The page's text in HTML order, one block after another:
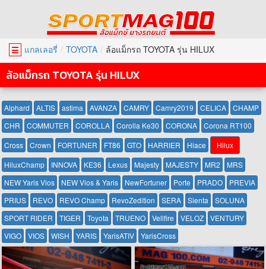
☰ แกลเลอรี่ TOYOTA ล้อแม็กรถ TOYOTA รุ่น HILUX
ล้อแม็กรถ TOYOTA รุ่น HILUX
Alphard ALTIS astima AVANZA CAMRY Camry2019 CELICA
CHAMP
CHR
COMMUTER COROLLA Corolla Ke30 CORONA
Corona RT100
Cross
Crown FORTUNER FT86 GTO HARRIER Hiace
Hilux
HiluxChamp
INNOVA KE36 Lexus Majesty MAJESTY MR2
MRS
NEW Yaris Vios
NEW Vios & Yaris NewFortuner Porte PRADO
PREVIA
PRIUS
REVO REVO Champ RevoZedition SERA Sienta
SOLUNA
SPORT RIDER
TIGER Toyota TRUENO Vellfire VELOZ
VENTURY
VIGO
VIOS WISH YARIS YarisATIV YarisCross